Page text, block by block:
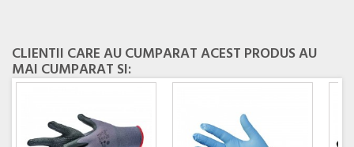
CLIENTII CARE AU CUMPARAT ACEST PRODUS AU
MAI CUMPARAT SI: